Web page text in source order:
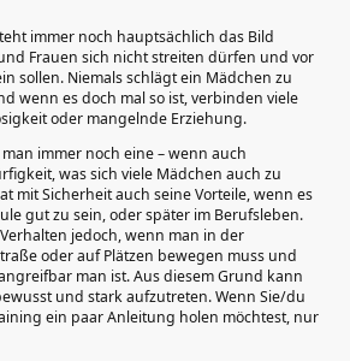
immer noch hauptsächlich das Bild
Frauen sich nicht streiten dürfen und vor
sollen. Niemals schlägt ein Mädchen zu
wenn es doch mal so ist, verbinden viele
oder mangelnde Erziehung.
immer noch eine – wenn auch
was sich viele Mädchen auch zu
mit Sicherheit auch seine Vorteile, wenn es
gut zu sein, oder später im Berufsleben.
jedoch, wenn man in der
oder auf Plätzen bewegen muss und
man ist. Aus diesem Grund kann
und stark aufzutreten. Wenn Sie/du
ein paar Anleitung holen möchtest, nur